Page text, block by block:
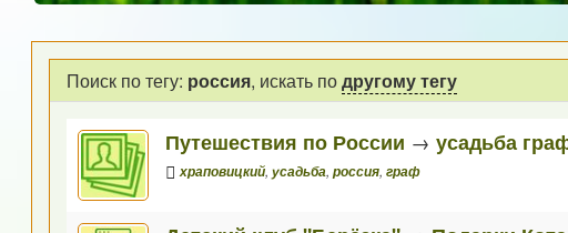
Поиск по тегу: россия, искать подругому тегу
Путешествия по России →усадьба
храповицкий,усадьба,россия,граф